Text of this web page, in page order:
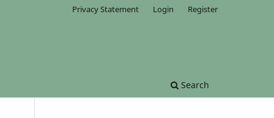
Search
Privacy Statement Login Register